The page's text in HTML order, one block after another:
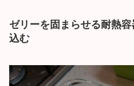
ゼリーを固まらせる耐熱
込む